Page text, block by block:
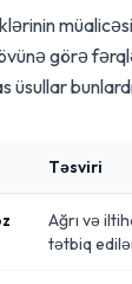
görə
üsullar
Təsviri
Ağrı və
tətbiq